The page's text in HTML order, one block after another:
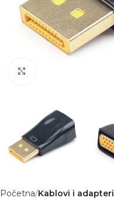
Početna Kablovi i adapteri